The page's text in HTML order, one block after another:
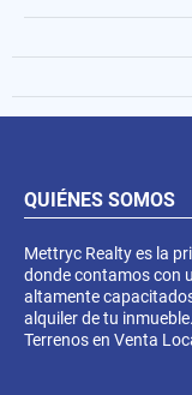
QUIÉNES SOMOS
Mettryc Realty es la
donde contamos con
altamente
alquiler de tu
Terrenos en Venta